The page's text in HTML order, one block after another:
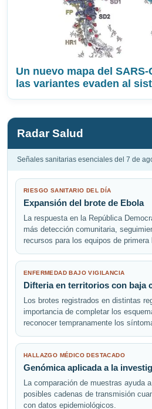
Un nuevo mapa del
las variantes evaden al
Radar Salud
Señales sanitarias esenciales del 7 de
RIESGO SANITARIO DEL DÍA
Expansión del brote de Ebola
La respuesta en la República
más detección comunitaria,
recursos para los equipos de primera
ENFERMEDAD BAJO VIGILANCIA
Difteria en territorios con baja
Los brotes registrados en distintas
importancia de completar los
reconocer tempranamente los
HALLAZGO MÉDICO DESTACADO
Genómica aplicada a la
La comparación de muestras ayuda
posibles cadenas de transmisión
con datos epidemiológicos.